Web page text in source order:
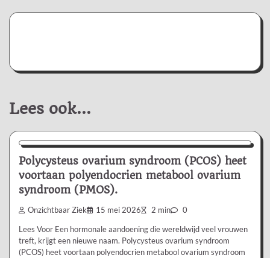
Lees ook...
Nieuws/Informatie Ziekte/Aandoening
Polycysteus ovarium syndroom (PCOS) heet
voortaan polyendocrien metabool ovarium
syndroom (PMOS).
Onzichtbaar Ziek 15 mei 2026 2 min 0
Lees Voor Een hormonale aandoening die wereldwijd veel vrouwen
treft, krijgt een nieuwe naam. Polycysteus ovarium syndroom
(PCOS) heet voortaan polyendocrien metabool ovarium syndroom